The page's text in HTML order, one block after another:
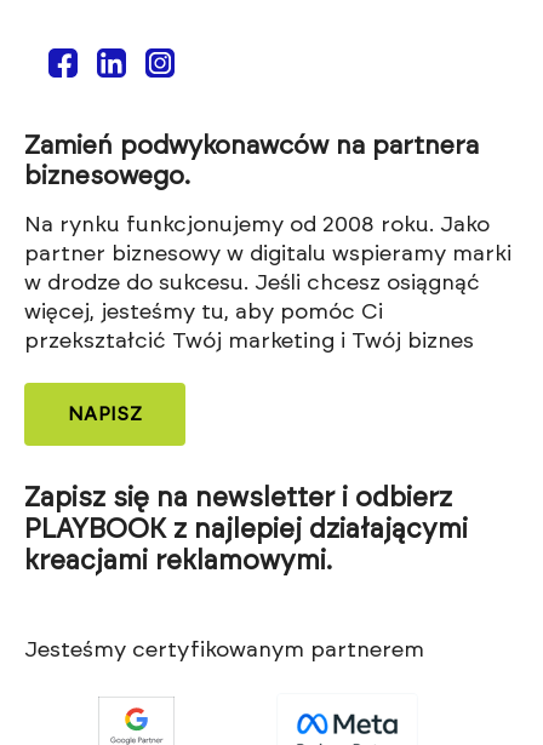
Zamień podwykonawców na partnera
biznesowego.
Na rynku funkcjonujemy od 2008 roku. Jako
partner biznesowy w digitalu wspieramy marki
w drodze do sukcesu. Jeśli chcesz osiągnąć
więcej, jesteśmy tu, aby pomóc Ci
przekształcić Twój marketing i Twój biznes
NAPISZ
Zapisz się na newsletter i odbierz
PLAYBOOK z najlepiej działającymi
kreacjami reklamowymi.
Jesteśmy certyfikowanym partnerem